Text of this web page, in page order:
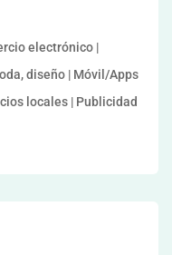
electrónico |
diseño | Móvil/Apps
locales | Publicidad